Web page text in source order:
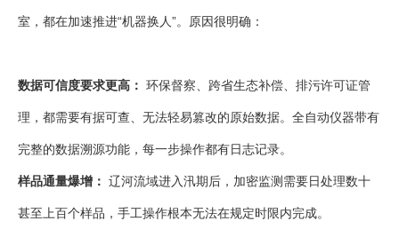
室，都在加速推进“机器换人”。原因很明确：
数据可信度要求更高： 环保督察、跨省生态补偿、排污许可证管
理，都需要有据可查、无法轻易篡改的原始数据。全自动仪器带有
完整的数据溯源功能，每一步操作都有日志记录。
样品通量爆增： 辽河流域进入汛期后，加密监测需要日处理数十
甚至上百个样品，手工操作根本无法在规定时限内完成。